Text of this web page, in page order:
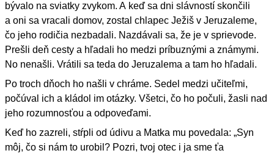
bývalo na sviatky zvykom. A keď sa dni slávností skončili
a oni sa vracali domov, zostal chlapec Ježiš v Jeruzaleme,
čo jeho rodičia nezbadali. Nazdávali sa, že je v sprievode.
Prešli deň cesty a hľadali ho medzi príbuznými a známymi.
No nenašli. Vrátili sa teda do Jeruzalema a tam ho hľadali.
Po troch dňoch ho našli v chráme. Sedel medzi učiteľmi,
počúval ich a kládol im otázky. Všetci, čo ho počuli, žasli nad
jeho rozumnosťou a odpoveďami.
Keď ho zazreli, stŕpli od údivu a Matka mu povedala: „Syn
môj, čo si nám to urobil? Pozri, tvoj otec i ja sme ťa